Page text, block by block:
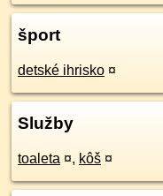
šport
detské ihrisko ¤
Služby
toaleta ¤, kôš ¤